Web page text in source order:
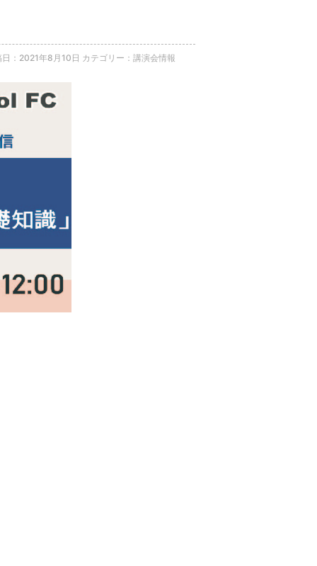
日：2021年8月10日 カテゴリー：講演会情報